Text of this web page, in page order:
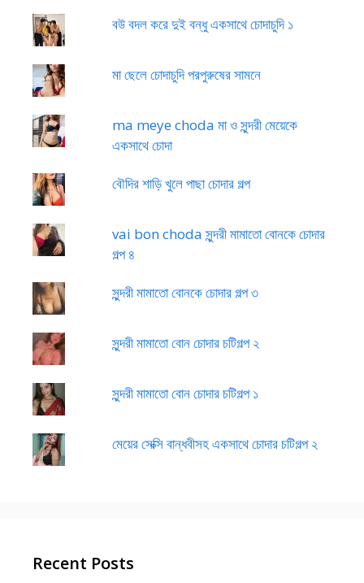
বউ বদল করে দুই বন্ধু একসাথে চোদাচুদি ১
মা ছেলে চোদাচুদি পরপুরুষের সামনে
ma meye choda মা ও সুন্দরী মেয়েকে
একসাথে চোদা
বৌদির শাড়ি খুলে পাছা চোদার গল্প
vai bon choda সুন্দরী মামাতো বোনকে চোদার
গল্প ৪
সুন্দরী মামাতো বোনকে চোদার গল্প ৩
সুন্দরী মামাতো বোন চোদার চটিগল্প ২
সুন্দরী মামাতো বোন চোদার চটিগল্প ১
মেয়ের সেক্সি বান্ধবীসহ একসাথে চোদার চটিগল্প ২
Recent Posts